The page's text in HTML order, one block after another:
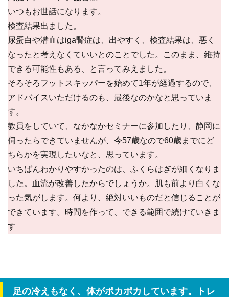
いつもお世話になります。
検査結果出ました。
尿蛋白や潜血はiga腎症は、出やすく、検査結果は、悪く
なったと考えなくていいとのことでした。このまま、維持
できる可能性もある、と言ってみえました。
そろそろフットスキッパーを始めて1年が経過するので、
アドバイスいただけるのも、最後なのかなと思っていま
す。
教員をしていて、なかなかセミナーに参加したり、静岡に
伺ったらできていませんが、今57歳なので60歳までにど
ちらかを実現したいなと、思っています。
いちばんわかりやすかったのは、ふくらはぎが細くなりま
した。血流が改善したからでしょうか。肌も前より白くな
った気がします。何より、絶対いいものだと信じることが
できています。時間を作って、できる範囲で続けていきま
す
足の冷えもなく、体がポカポカしています。トレ